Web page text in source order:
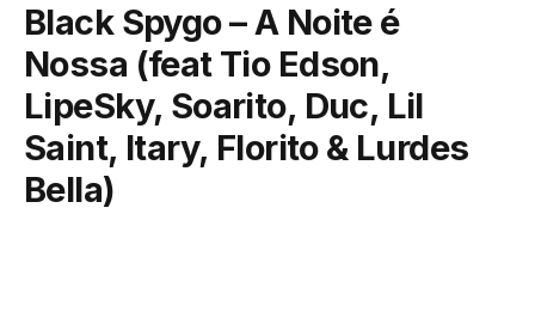
Black Spygo – A Noite é
Nossa (feat Tio Edson,
LipeSky, Soarito, Duc, Lil
Saint, Itary, Florito & Lurdes
Bella)